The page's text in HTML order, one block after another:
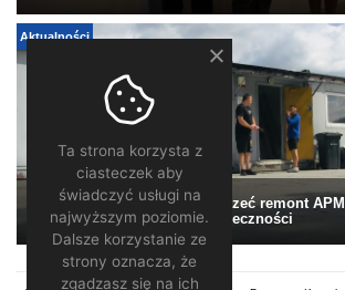
Aktualności
Pomagamy. Warto wesprzeć remont
społeczności
Ta strona korzysta z
ciasteczek aby
świadczyć usługi na
najwyższym poziomie.
Dalsze korzystanie ze
strony oznacza, że
zgadzasz się na ich